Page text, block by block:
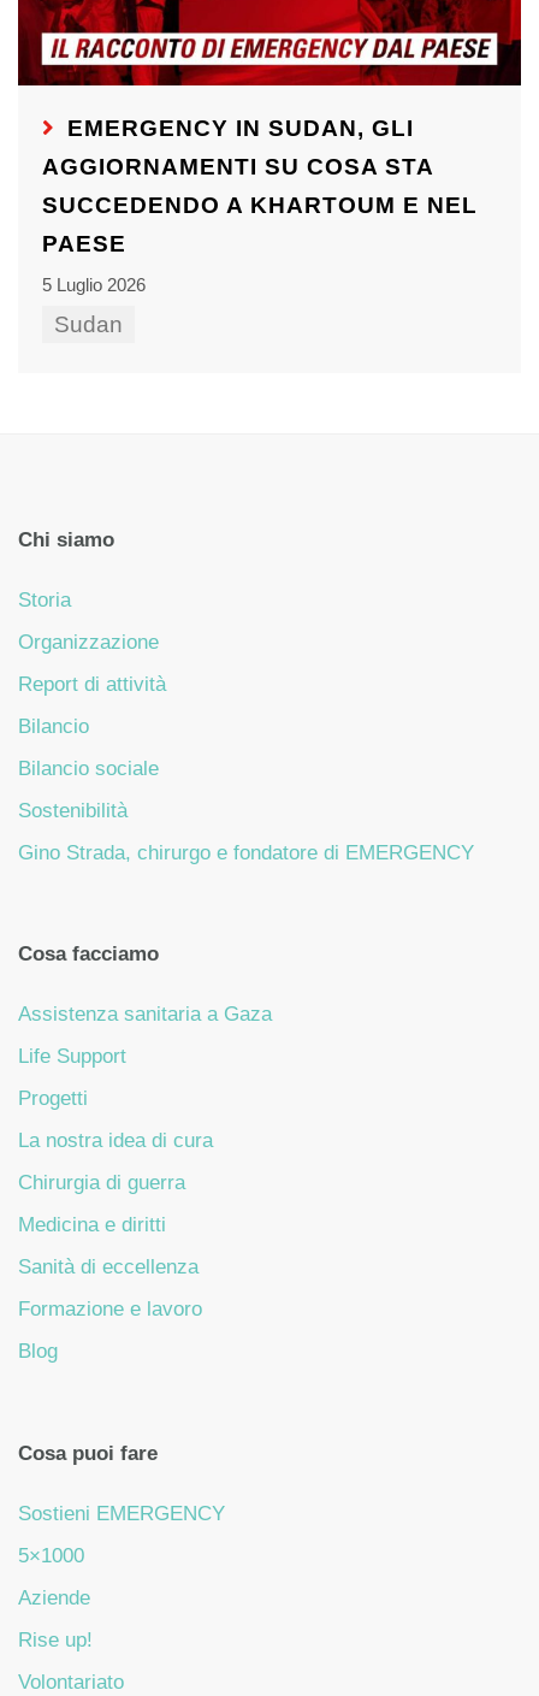
EMERGENCY IN SUDAN, GLI
AGGIORNAMENTI SU COSA STA
SUCCEDENDO A KHARTOUM E NEL
PAESE
5 Luglio 2026
Sudan
Chi siamo
Storia
Organizzazione
Report di attività
Bilancio
Bilancio sociale
Sostenibilità
Gino Strada, chirurgo e fondatore di EMERGENCY
Cosa facciamo
Assistenza sanitaria a Gaza
Life Support
Progetti
La nostra idea di cura
Chirurgia di guerra
Medicina e diritti
Sanità di eccellenza
Formazione e lavoro
Blog
Cosa puoi fare
Sostieni EMERGENCY
5×1000
Aziende
Rise up!
Volontariato